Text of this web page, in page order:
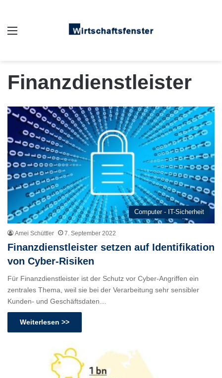
Finanzdienstleister
Computer - IT-Sicherheit
Amei Schüttler 7. September 2022
Finanzdienstleister setzen auf Identifikation
von Cyber-Risiken
Für Finanzdienstleister ist der Schutz vor Cyber-Angriffen ein
zentrales Thema, weil sie bei der Verarbeitung sehr sensibler
Kunden- und Geschäftsdaten…
Weiterlesen >>